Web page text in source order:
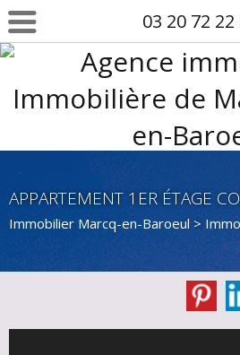
03 20 72 22
APPARTEMENT 1ER ÉTAGE
Immobilier Marcq-en-Baroeul >